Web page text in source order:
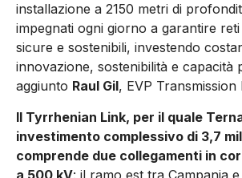
installazione a 2150 metri di
impegnati ogni giorno a garantire
sicure e sostenibili, investendo
innovazione, sostenibilità e capacità
aggiunto Raul Gil, EVP Transmission
Il Tyrrhenian Link, per il quale
investimento complessivo di 3,7
comprende due collegamenti in
a 500 kV: il ramo est tra Campania